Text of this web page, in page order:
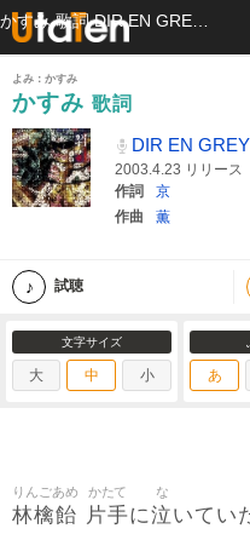
よみ：かすみ
かすみ 歌詞
DIR EN GREY
2003.4.23 リリース
作詞
京
作曲
薫
試聴
文字サイズ
大 中 小 あ
林檎飴
りんごあめ
片手
かたて
に泣
な
いてい